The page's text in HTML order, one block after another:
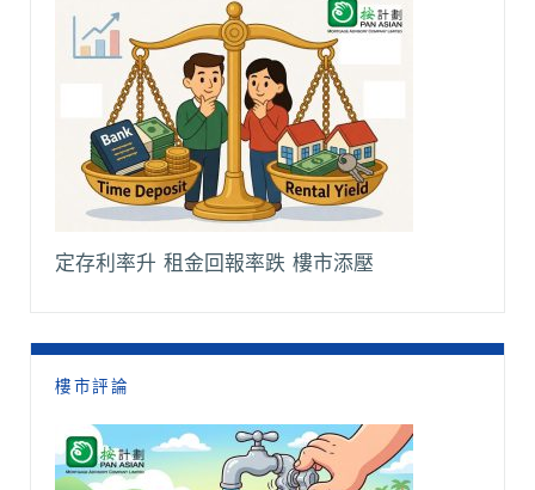
定存利率升 租金回報率跌 樓市添壓
樓市評論